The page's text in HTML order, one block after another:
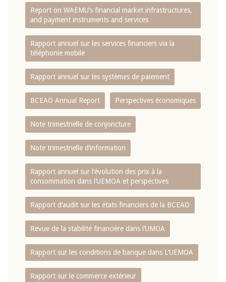
Report on WAEMU’s financial market infrastructures,
and payment instruments and services
Rapport annuel sur les services financiers via la
téléphonie mobile
Rapport annuel sur les systèmes de paiement
BCEAO Annual Report Perspectives économiques
Note trimestrielle de conjoncture
Note trimestrielle d‘information
Rapport annuel sur l‘évolution des prix à la
consommation dans l‘UEMOA et perspectives
Rapport d‘audit sur les états financiers de la BCEAO
Revue de la stabilité financière dans l‘UMOA
Rapport sur les conditions de banque dans L‘UEMOA
Rapport sur le commerce extérieur